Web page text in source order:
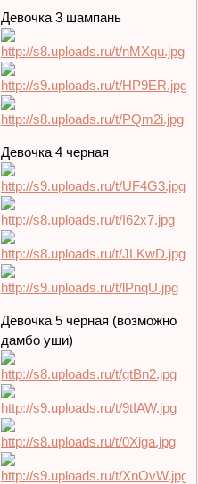
Девочка 3 шампань
Девочка 4 черная
Девочка 5 черная (возможно
дамбо уши)